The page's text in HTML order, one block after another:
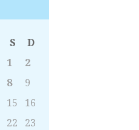
S
D
1
2
8
9
15
16
22
23